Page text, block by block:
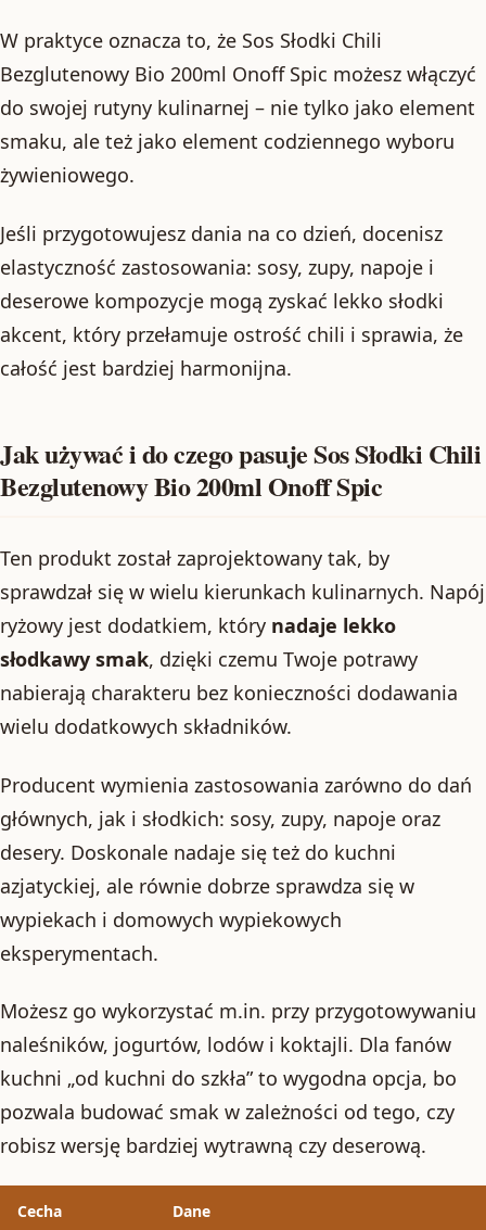
W praktyce oznacza to, że Sos Słodki Chili
Bezglutenowy Bio 200ml Onoff Spic możesz włączyć
do swojej rutyny kulinarnej – nie tylko jako element
smaku, ale też jako element codziennego wyboru
żywieniowego.
Jeśli przygotowujesz dania na co dzień, docenisz
elastyczność zastosowania: sosy, zupy, napoje i
deserowe kompozycje mogą zyskać lekko słodki
akcent, który przełamuje ostrość chili i sprawia, że
całość jest bardziej harmonijna.
Jak używać i do czego pasuje Sos Słodki Chili
Bezglutenowy Bio 200ml Onoff Spic
Ten produkt został zaprojektowany tak, by
sprawdzał się w wielu kierunkach kulinarnych. Napój
ryżowy jest dodatkiem, który nadaje lekko
słodkawy smak, dzięki czemu Twoje potrawy
nabierają charakteru bez konieczności dodawania
wielu dodatkowych składników.
Producent wymienia zastosowania zarówno do dań
głównych, jak i słodkich: sosy, zupy, napoje oraz
desery. Doskonale nadaje się też do kuchni
azjatyckiej, ale równie dobrze sprawdza się w
wypiekach i domowych wypiekowych
eksperymentach.
Możesz go wykorzystać m.in. przy przygotowywaniu
naleśników, jogurtów, lodów i koktajli. Dla fanów
kuchni „od kuchni do szkła” to wygodna opcja, bo
pozwala budować smak w zależności od tego, czy
robisz wersję bardziej wytrawną czy deserową.
Cecha Dane